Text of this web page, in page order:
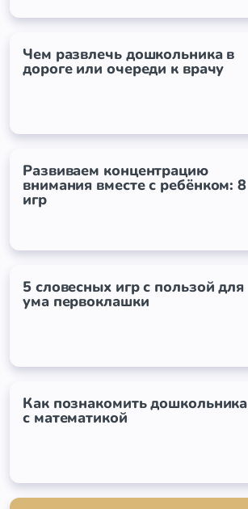
Чем развлечь дошкольника в
дороге или очереди к врачу
Развиваем концентрацию
внимания вместе с ребёнком: 8
игр
5 словесных игр с пользой для
ума первоклашки
Как познакомить дошкольника
с математикой